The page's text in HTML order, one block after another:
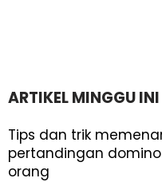
ARTIKEL MINGGU INI
Tips dan trik
pertandingan
orang